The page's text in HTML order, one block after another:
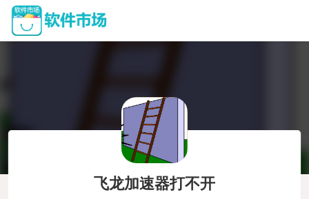
飞龙加速器打不开